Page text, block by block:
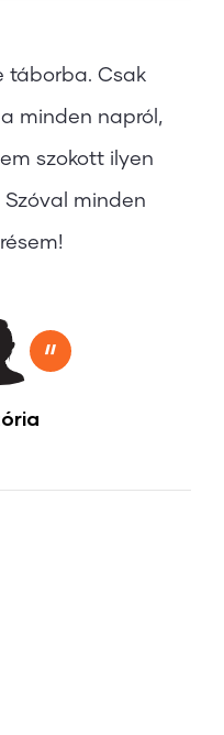
Csak
napról,
ilyen
minden
"